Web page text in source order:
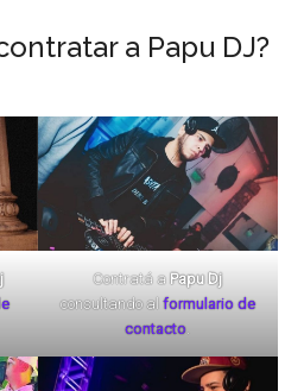
a Papu DJ?
Contratá aPapu Dj
consultando al formulario de
contacto